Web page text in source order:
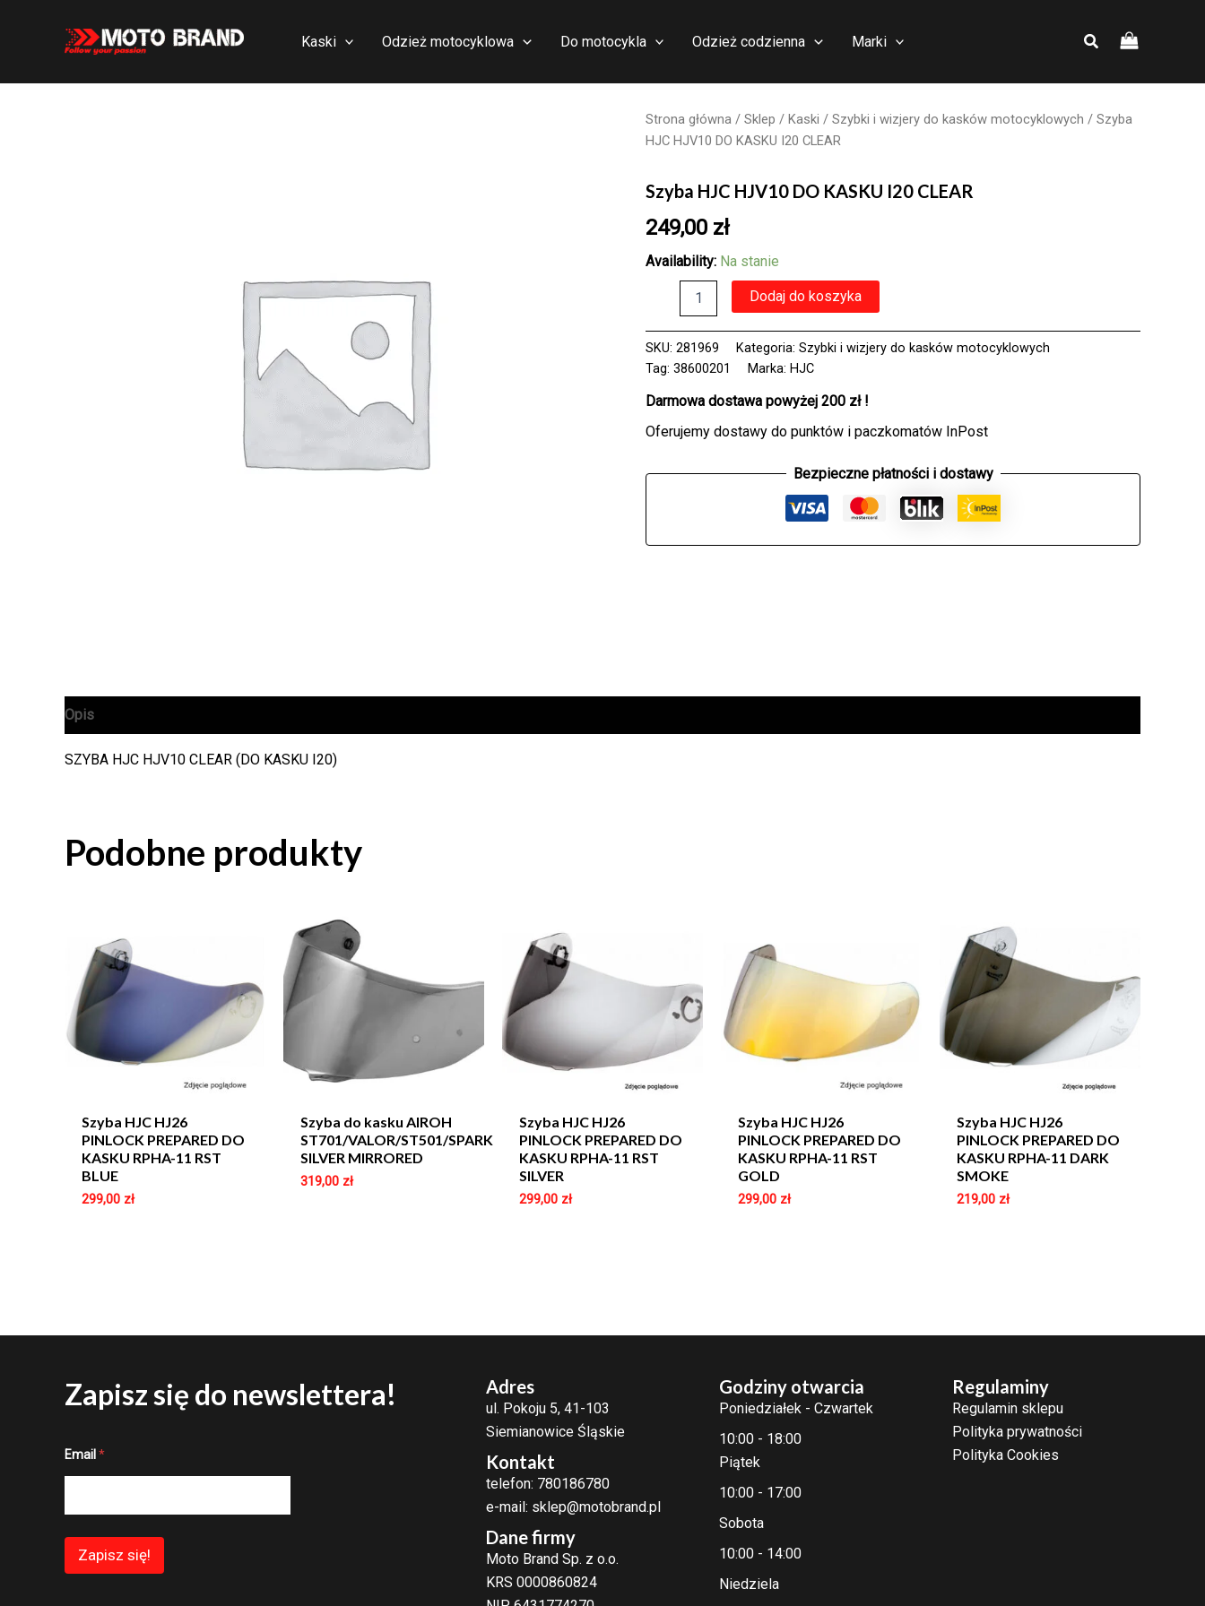
Kaski Odzież motocyklowa Do motocykla Odzież codzienna Marki
Strona główna / Sklep / Kaski / Szybki i wizjery do kasków motocyklowych / Szyba
HJC HJV10 DO KASKU I20 CLEAR
Szyba HJC HJV10 DO KASKU I20 CLEAR
249,00 zł
Availability: Na stanie
HJV10
DO
KASKU
I20
Dodaj do koszyka
SKU: 281969 Kategoria: Szybki i wizjery do kasków motocyklowych
Tag: 38600201 Marka: HJC
Darmowa dostawa powyżej 200 zł !
Oferujemy dostawy do punktów i paczkomatów InPost
Bezpieczne płatności i dostawy
Opis
SZYBA HJC HJV10 CLEAR (DO KASKU I20)
Podobne produkty
Szyba HJC HJ26
PINLOCK PREPARED DO
KASKU RPHA-11 RST
BLUE
299,00 zł
Szyba do kasku AIROH
ST701/VALOR/ST501/SPARK
SILVER MIRRORED
319,00 zł
Szyba HJC HJ26
PINLOCK PREPARED DO
KASKU RPHA-11 RST
SILVER
299,00 zł
Szyba HJC HJ26
PINLOCK PREPARED DO
KASKU RPHA-11 RST
GOLD
299,00 zł
Szyba HJC HJ26
PINLOCK PREPARED DO
KASKU RPHA-11 DARK
SMOKE
219,00 zł
Zapisz się do newslettera!
m
E
l
Email *
Zapisz się!
Adres
ul. Pokoju 5, 41-103
Siemianowice Śląskie
Kontakt
telefon: 780186780
e-mail: sklep@motobrand.pl
Dane firmy
Moto Brand Sp. z o.o.
KRS 0000860824
Godziny otwarcia
Poniedziałek - Czwartek
10:00 - 18:00
Piątek
10:00 - 17:00
Sobota
10:00 - 14:00
Niedziela
Regulaminy
Regulamin sklepu
Polityka prywatności
Polityka Cookies